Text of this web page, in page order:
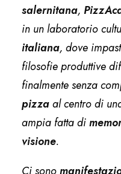
salernitana,
in un laboratorio
italiana, dove
filosofie produttive
finalmente senza
pizzaal centro di
ampia fatta di
visione.
Ci sono